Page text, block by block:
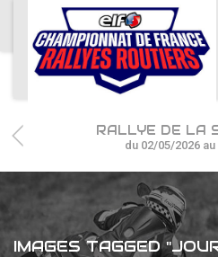
ACCUEIL
ACTUS
CALENDRIER
CHAMPIONNAT
RÉSULTATS
PHOTOS / WEB TV
RALLYE DE LA
du 02/05/2026
IMAGES TAGGED